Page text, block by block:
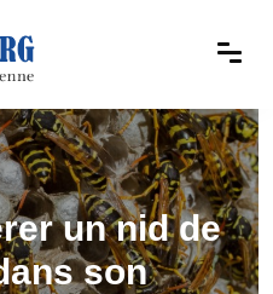
un nid de
son